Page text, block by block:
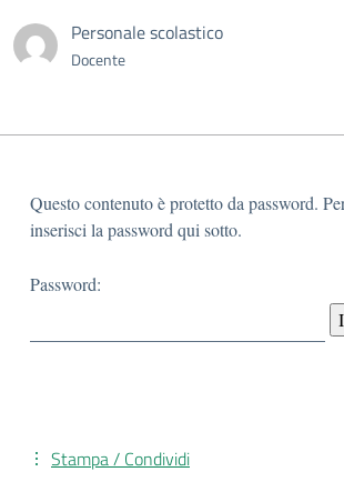
Personale scolastico
Docente
Questo contenuto è protetto da password.
inserisci la password qui sotto.
Password:
Stampa / Condividi